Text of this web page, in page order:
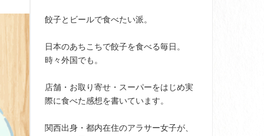
餃子とビールで食べたい派。
日本のあちこちで餃子を食べる毎日。
時々外国でも。
店舗・お取り寄せ・スーパーをはじめ実
際に食べた感想を書いています。
関西出身・都内在住のアラサー女子が、